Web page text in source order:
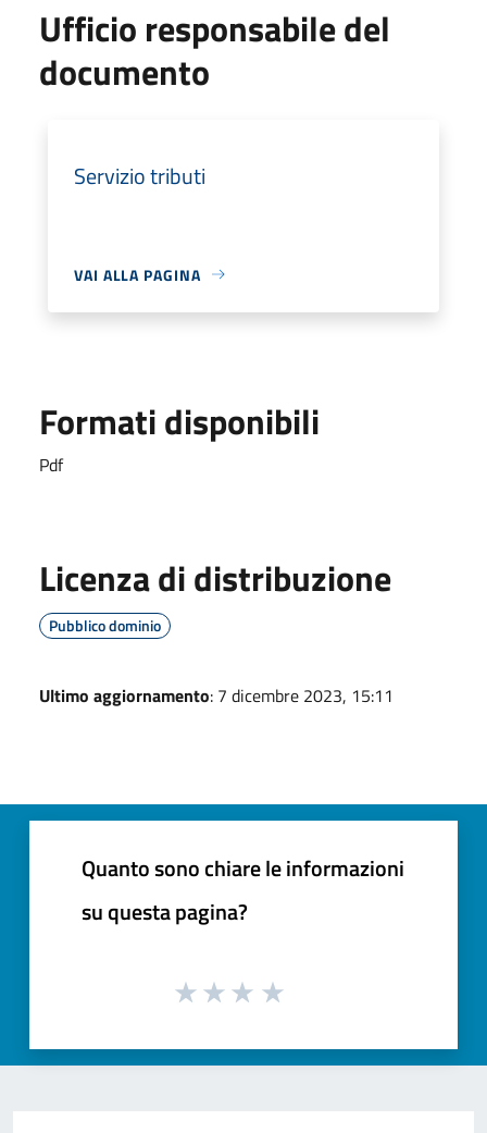
Ufficio responsabile del
documento
Servizio tributi
VAI ALLA PAGINA
Formati disponibili
Pdf
Licenza di distribuzione
Pubblico dominio
Ultimo aggiornamento: 7 dicembre 2023, 15:11
Quanto sono chiare le informazioni
su questa pagina?